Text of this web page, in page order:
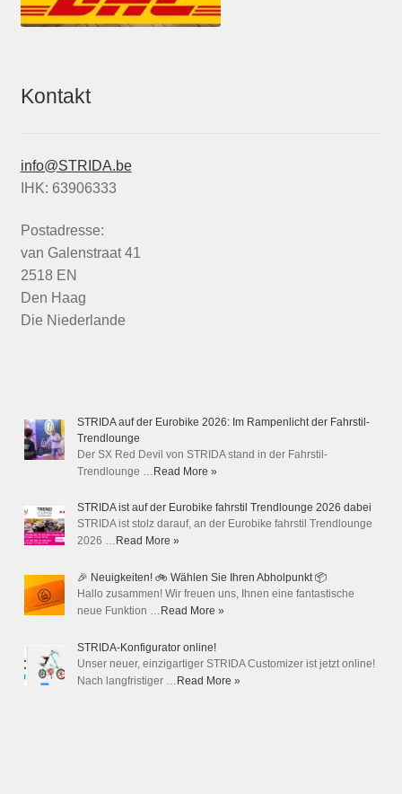
Kontakt
info@STRIDA.be
IHK: 63906333
Postadresse:
van Galenstraat 41
2518 EN
Den Haag
Die Niederlande
STRIDA auf der Eurobike 2026: Im Rampenlicht der Fahrstil-
Trendlounge
Der SX Red Devil von STRIDA stand in der Fahrstil-
Trendlounge … Read More »
STRIDA ist auf der Eurobike fahrstil Trendlounge 2026 dabei
STRIDA ist stolz darauf, an der Eurobike fahrstil Trendlounge
2026 … Read More »
🎉 Neuigkeiten! 🚲 Wählen Sie Ihren Abholpunkt 📦
Hallo zusammen! Wir freuen uns, Ihnen eine fantastische
neue Funktion … Read More »
STRIDA-Konfigurator online!
Unser neuer, einzigartiger STRIDA Customizer ist jetzt online!
Nach langfristiger … Read More »